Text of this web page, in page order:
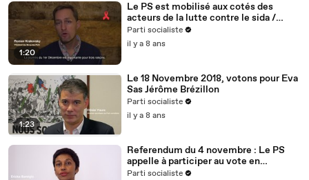
1:20
Le PS est mobilisé aux cotés des
acteurs de la lutte contre le sida /
Roman Krakovsky, président de
Séropotes - 3/5
Parti socialiste
il y a 8 ans
1:23
Le 18 Novembre 2018, votons pour Eva
Sas Jérôme Brézillon
Parti socialiste
il y a 8 ans
Referendum du 4 novembre : Le PS
appelle à participer au vote en
Nouvelle-Calédonie
Parti socialiste